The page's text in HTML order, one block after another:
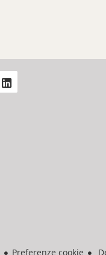
Preferenze cookie